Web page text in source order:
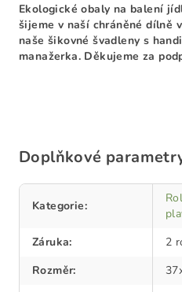
Ekologické obaly na balení
šijeme v naší chráněné dílně
naše šikovné švadleny s
manažerka. Děkujeme za
Doplňkové
Kategorie:
Záruka:
2
Rozměr: